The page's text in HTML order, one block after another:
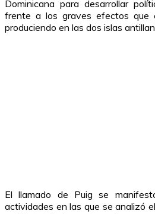
Dominicana para desarrollar
frente a los graves efectos que
produciendo en las dos islas
El llamado de Puig se
actividades en las que se analizó